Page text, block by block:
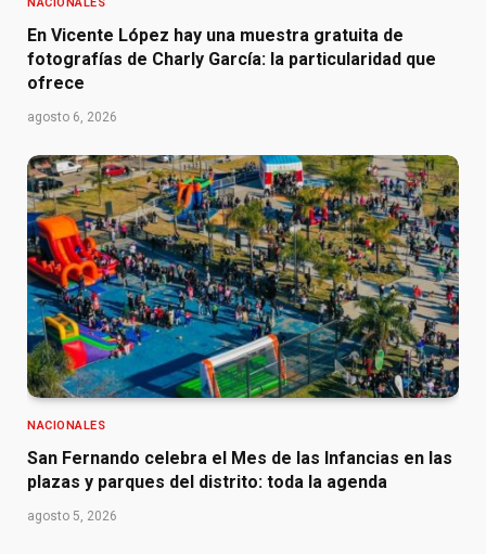
NACIONALES
En Vicente López hay una muestra gratuita de
fotografías de Charly García: la particularidad que
ofrece
agosto 6, 2026
NACIONALES
San Fernando celebra el Mes de las Infancias en las
plazas y parques del distrito: toda la agenda
agosto 5, 2026